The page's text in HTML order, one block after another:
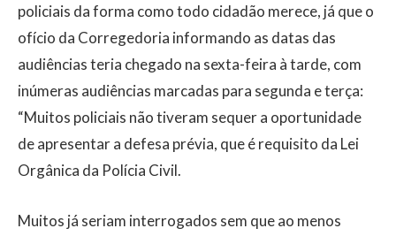
policiais da forma como todo cidadão merece, já que o
ofício da Corregedoria informando as datas das
audiências teria chegado na sexta-feira à tarde, com
inúmeras audiências marcadas para segunda e terça:
“Muitos policiais não tiveram sequer a oportunidade
de apresentar a defesa prévia, que é requisito da Lei
Orgânica da Polícia Civil.
Muitos já seriam interrogados sem que ao menos